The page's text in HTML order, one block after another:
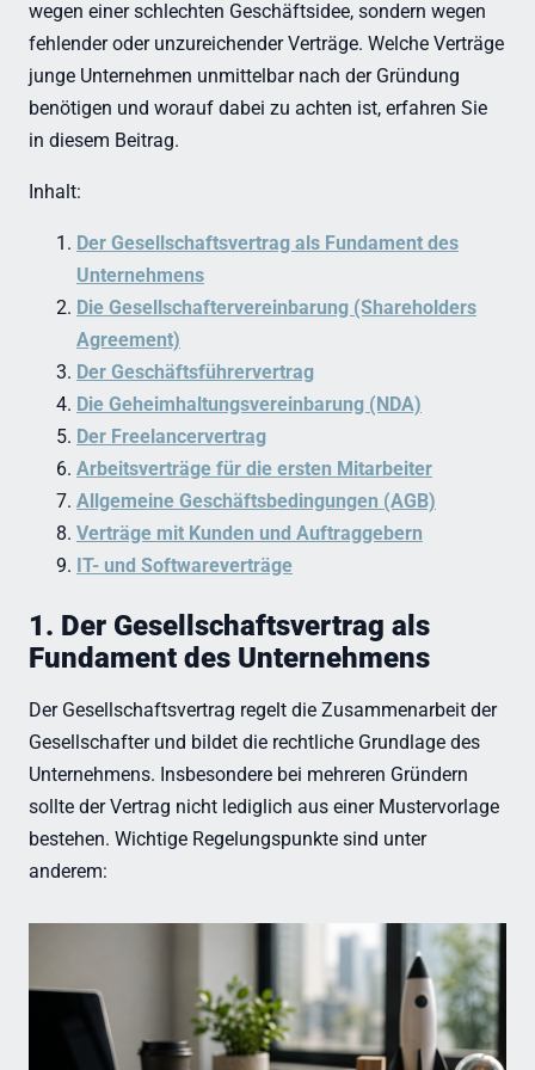
wegen einer schlechten Geschäftsidee, sondern wegen
fehlender oder unzureichender Verträge. Welche Verträge
junge Unternehmen unmittelbar nach der Gründung
benötigen und worauf dabei zu achten ist, erfahren Sie
in diesem Beitrag.
Inhalt:
Der Gesellschaftsvertrag als Fundament des
Unternehmens
Die Gesellschaftervereinbarung (Shareholders
Agreement)
Der Geschäftsführervertrag
Die Geheimhaltungsvereinbarung (NDA)
Der Freelancervertrag
Arbeitsverträge für die ersten Mitarbeiter
Allgemeine Geschäftsbedingungen (AGB)
Verträge mit Kunden und Auftraggebern
IT- und Softwareverträge
1. Der Gesellschaftsvertrag als
Fundament des Unternehmens
Der Gesellschaftsvertrag regelt die Zusammenarbeit der
Gesellschafter und bildet die rechtliche Grundlage des
Unternehmens. Insbesondere bei mehreren Gründern
sollte der Vertrag nicht lediglich aus einer Mustervorlage
bestehen. Wichtige Regelungspunkte sind unter
anderem: